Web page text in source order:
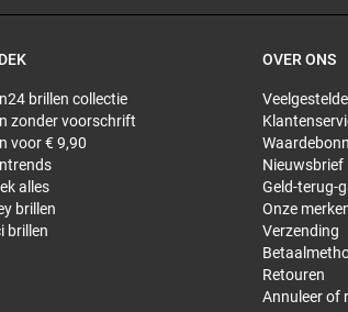
brillen collectie
zonder voorschrift
voor € 9,90
alles
brillen
brillen
OVER ONS
Nieuwsbrief
Geld-terug-
Onze
Verzending
Retouren
Annuleer of